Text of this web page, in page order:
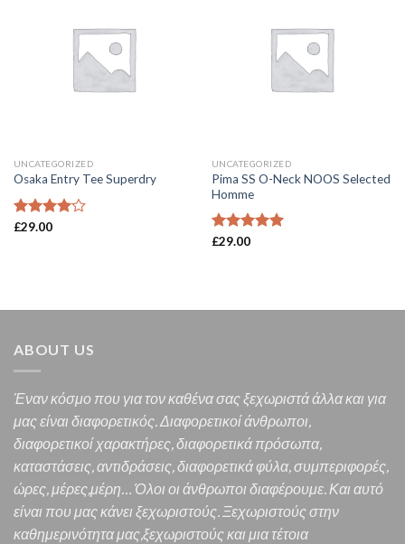
UNCATEGORIZED
Osaka Entry Tee Superdry
Βαθμολογήθηκε
£29.00
UNCATEGORIZED
Pima SS O-Neck NOOS Selected
Homme
Βαθμολογήθηκε
£29.00
ABOUT US
Έναν κόσμο που για τον καθένα σας ξεχωριστά άλλα και για
μας είναι διαφορετικός.Διαφορετικοί άνθρωποι,
διαφορετικοί χαρακτήρες,διαφορετικά πρόσωπα,
καταστάσεις, αντιδράσεις, διαφορετικά φύλα, συμπεριφορές,
ώρες, μέρες,μέρη… Όλοι οι άνθρωποι διαφέρουμε. Και αυτό
είναι που μας κάνει ξεχωριστούς. Ξεχωριστούς στην
καθημερινότητα μας,ξεχωριστούς και μια τέτοια